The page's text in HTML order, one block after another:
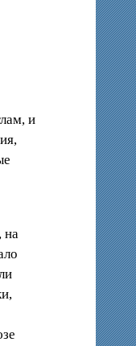
и
на